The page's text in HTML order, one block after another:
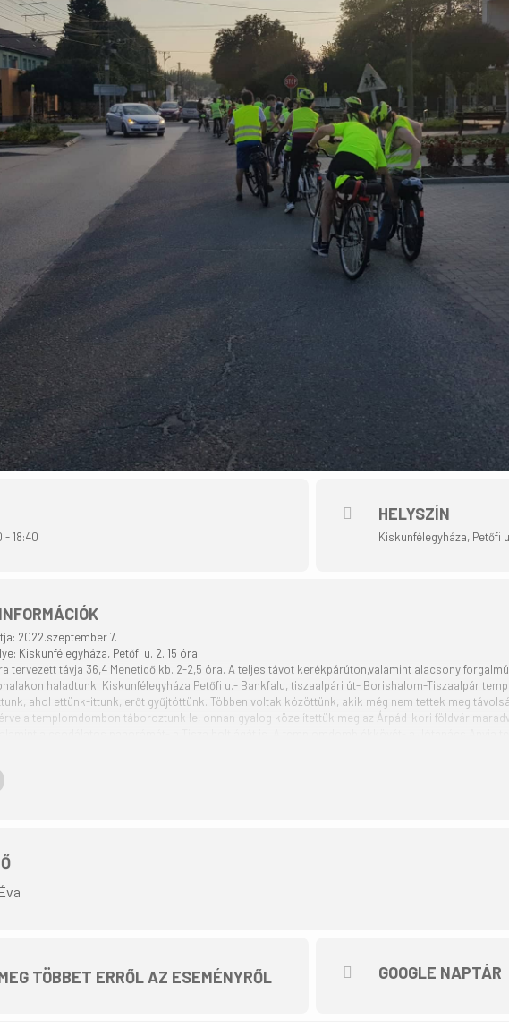
- 18:40
HELYSZÍN
Kiskunfélegyháza, Petőfi
2022.szeptember 7.
Kiskunfélegyháza, Petőfi u. 2. 15 óra.
tervezett távja 36,4 Menetidő kb. 2-2,5 óra. A teljes távot kerékpárúton,valamint alacsony
haladtunk: Kiskunfélegyháza Petőfi u.- Bankfalu, tiszaalpári út- Borishalom-Tiszaalpár
ahol ettünk-ittunk, erőt gyűjtöttünk. Többen voltak közöttünk, akik még nem tettek meg
a templomdombon táboroztunk le, onnan gyalog közelítettük meg az Árpád-kori földvár
tiszaalpári látnivalóin túl, a kerékpáros közlekedés/kerékpáros túrázás/ bemutatása,
ismeretségekkel milyen jó a hangulat. Mennyi alternativa lehetséges, hogy aktív, gazdag
TÖBBET ERRŐL AZ ESEMÉNYRŐL GOOGLE NAPTÁR